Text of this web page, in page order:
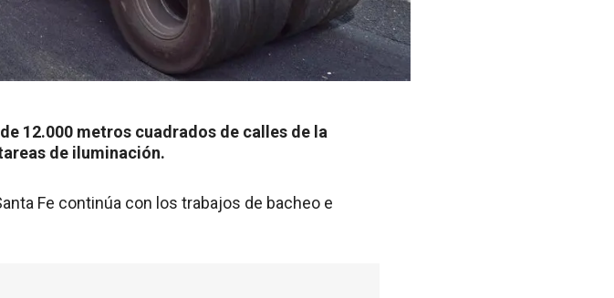
12.000 metros cuadrados de calles de la
de iluminación.
Fe continúa con los trabajos de bacheo e